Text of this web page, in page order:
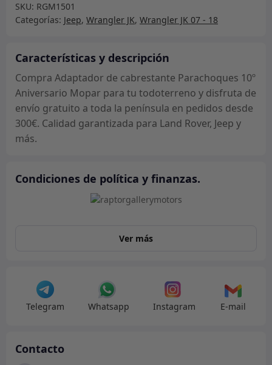
Parachoques
10º
Mopar
SKU: RGM1501
Categorías: Jeep, Wrangler JK, Wrangler JK 07 - 18
Características y descripción
Compra Adaptador de cabrestante Parachoques 10º
Aniversario Mopar para tu todoterreno y disfruta de
envío gratuito a toda la península en pedidos desde
300€. Calidad garantizada para Land Rover, Jeep y
más.
Condiciones de política y finanzas.
Ver más
Telegram Whatsapp Instagram E-mail
Contacto